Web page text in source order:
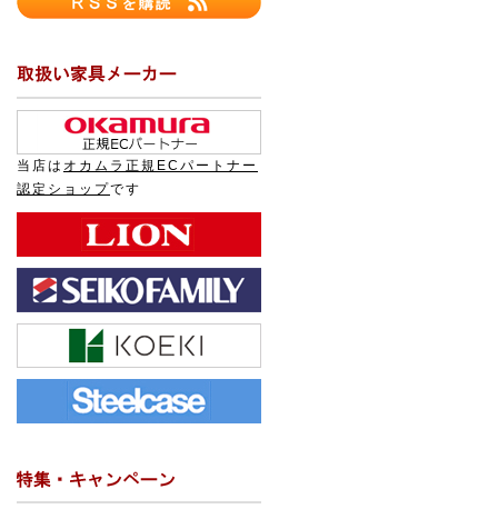
当店は オカムラ正規ECパートナー
認定ショップです